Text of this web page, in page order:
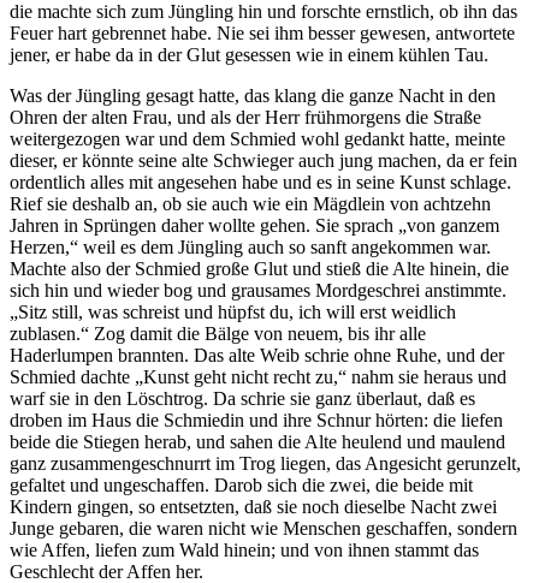
die machte sich zum Jüngling hin und forschte ernstlich, ob ihn das
Feuer hart gebrennet habe. Nie sei ihm besser gewesen, antwortete
jener, er habe da in der Glut gesessen wie in einem kühlen Tau.
Was der Jüngling gesagt hatte, das klang die ganze Nacht in den
Ohren der alten Frau, und als der Herr frühmorgens die Straße
weitergezogen war und dem Schmied wohl gedankt hatte, meinte
dieser, er könnte seine alte Schwieger auch jung machen, da er fein
ordentlich alles mit angesehen habe und es in seine Kunst schlage.
Rief sie deshalb an, ob sie auch wie ein Mägdlein von achtzehn
Jahren in Sprüngen daher wollte gehen. Sie sprach „von ganzem
Herzen,“ weil es dem Jüngling auch so sanft angekommen war.
Machte also der Schmied große Glut und stieß die Alte hinein, die
sich hin und wieder bog und grausames Mordgeschrei anstimmte.
„Sitz still, was schreist und hüpfst du, ich will erst weidlich
zublasen.“ Zog damit die Bälge von neuem, bis ihr alle
Haderlumpen brannten. Das alte Weib schrie ohne Ruhe, und der
Schmied dachte „Kunst geht nicht recht zu,“ nahm sie heraus und
warf sie in den Löschtrog. Da schrie sie ganz überlaut, daß es
droben im Haus die Schmiedin und ihre Schnur hörten: die liefen
beide die Stiegen herab, und sahen die Alte heulend und maulend
ganz zusammengeschnurrt im Trog liegen, das Angesicht gerunzelt,
gefaltet und ungeschaffen. Darob sich die zwei, die beide mit
Kindern gingen, so entsetzten, daß sie noch dieselbe Nacht zwei
Junge gebaren, die waren nicht wie Menschen geschaffen, sondern
wie Affen, liefen zum Wald hinein; und von ihnen stammt das
Geschlecht der Affen her.